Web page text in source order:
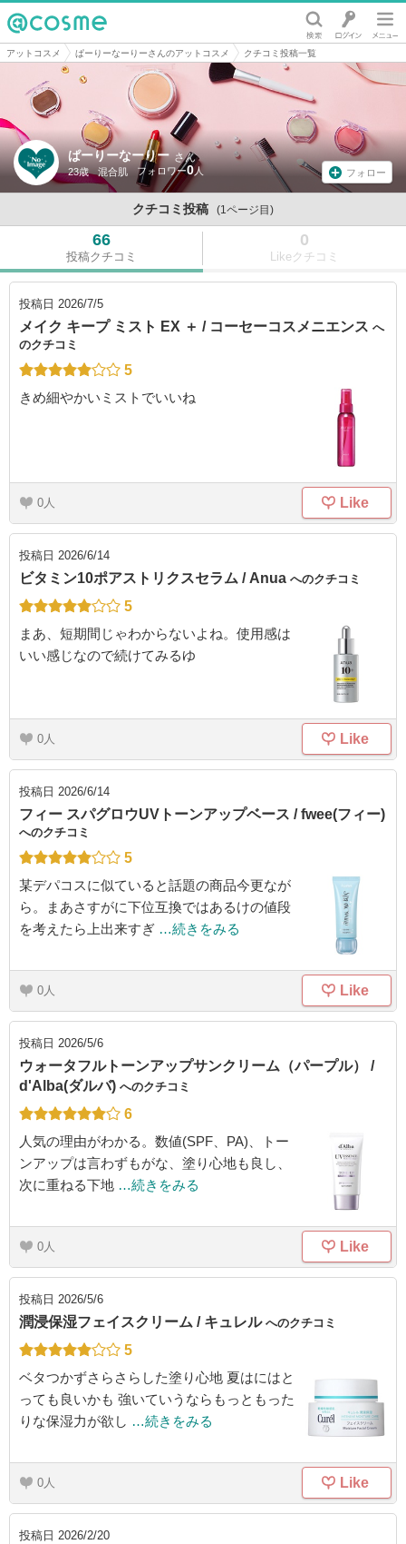
@cosme
アットコスメ ぱーりーなーりーさんのアットコスメ クチコミ投稿一覧
ぱーりーなーりー さん
23歳 混合肌 0 フォロー
クチコミ投稿 (1ページ目)
66
投稿クチコミ
0
Likeクチコミ
投稿日 2026/7/5
メイク キープ ミスト EX ＋ / コーセーコスメニエンス へ
のクチコミ
5
きめ細やかいミストでいいね
0 Like
投稿日 2026/6/14
ビタミン10ポアストリクスセラム / Anua へのクチコミ
5
まあ、短期間じゃわからないよね。使用感は
いい感じなので続けてみるゆ
0 Like
投稿日 2026/6/14
フィー スパグロウUVトーンアップベース / fwee(フィー)
へのクチコミ
5
某デパコスに似ていると話題の商品今更なが
ら。まあさすがに下位互換ではあるけの値段
を考えたら上出来すぎ …続きをみる
0 Like
投稿日 2026/5/6
ウォータフルトーンアップサンクリーム（パープル） /
d'Alba(ダルバ) へのクチコミ
6
人気の理由がわかる。数値(SPF、PA)、トー
ンアップは言わずもがな、塗り心地も良し、
次に重ねる下地 …続きをみる
0 Like
投稿日 2026/5/6
潤浸保湿フェイスクリーム / キュレル へのクチコミ
5
ベタつかずさらさらした塗り心地 夏はにはと
っても良いかも 強いていうならもっともった
りな保湿力が欲し …続きをみる
0 Like
投稿日 2026/2/20